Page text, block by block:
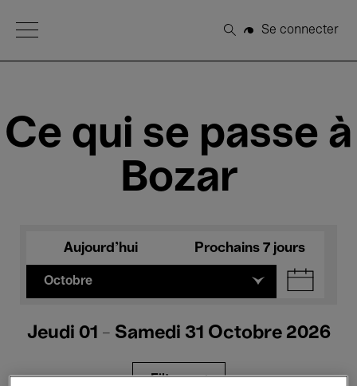
Open Menu
Rechercher
Se connecter
Ce qui se passe à
Bozar
Aujourd'hui Prochains 7 jours
Octobre
Jeudi 01 - Samedi 31 Octobre 2026
Filtres